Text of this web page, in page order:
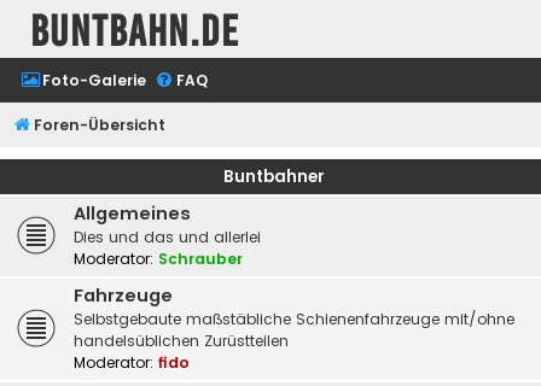
buntbahn.de
Foto-Galerie FAQ
Foren-Übersicht
Buntbahner
Allgemeines
Dies und das und allerlei
Moderator: Schrauber
Fahrzeuge
Selbstgebaute maßstäbliche Schienenfahrzeuge mit/ohne
handelsüblichen Zurüstteilen
Moderator: fido